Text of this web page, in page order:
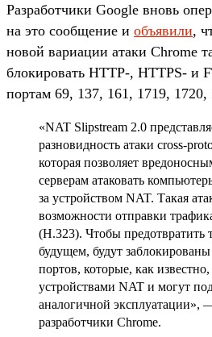
Разработчики Google вновь
на это сообщение и объявили,
новой вариации атаки Chrome
блокировать HTTP-, HTTPS- и
портам 69, 137, 161, 1719, 1720,
«NAT Slipstream 2.0
разновидность атаки cross-
которая позволяет
серверам атаковать
за устройством NAT. Такая
возможности отправки
(H.323). Чтобы предотвратить
будущем, будут
портов, которые, как
устройствами NAT и могут
аналогичной эксплуатации»,
разработчики Chrome.